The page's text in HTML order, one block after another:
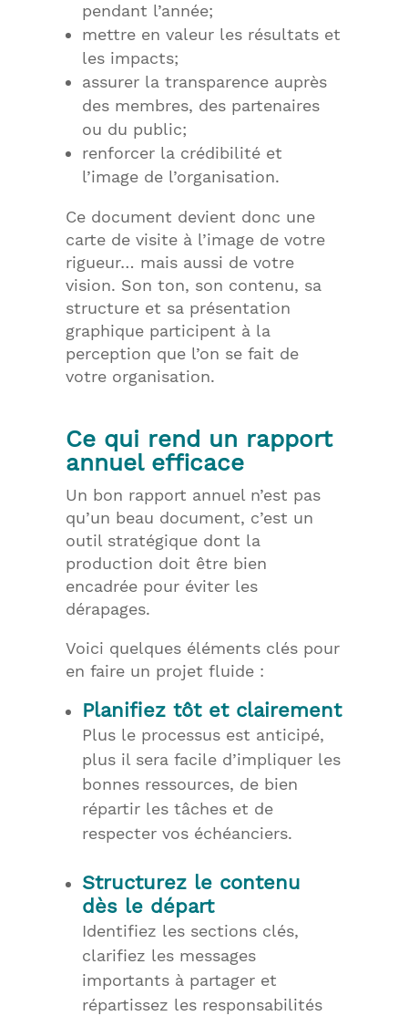
pendant l’année;
mettre en valeur les résultats et
les impacts;
assurer la transparence auprès
des membres, des partenaires
ou du public;
renforcer la crédibilité et
l’image de l’organisation.
Ce document devient donc une
carte de visite à l’image de votre
rigueur… mais aussi de votre
vision. Son ton, son contenu, sa
structure et sa présentation
graphique participent à la
perception que l’on se fait de
votre organisation.
Ce qui rend un rapport
annuel efficace
Un bon rapport annuel n’est pas
qu’un beau document, c’est un
outil stratégique dont la
production doit être bien
encadrée pour éviter les
dérapages.
Voici quelques éléments clés pour
en faire un projet fluide :
Planifiez tôt et clairement
Plus le processus est anticipé,
plus il sera facile d’impliquer les
bonnes ressources, de bien
répartir les tâches et de
respecter vos échéanciers.
Structurez le contenu
dès le départ
Identifiez les sections clés,
clarifiez les messages
importants à partager et
répartissez les responsabilités